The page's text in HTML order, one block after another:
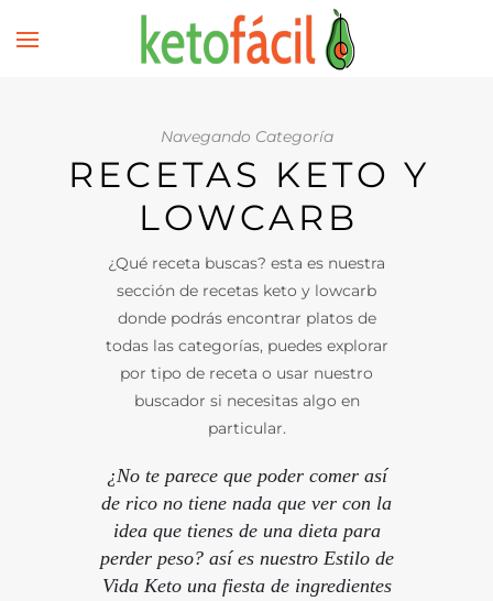
Navegando Categoría
RECETAS KETO Y
LOWCARB
¿Qué receta buscas? esta es nuestra
sección de recetas keto y lowcarb
donde podrás encontrar platos de
todas las categorías, puedes explorar
por tipo de receta o usar nuestro
buscador si necesitas algo en
particular.
¿No te parece que poder comer así
de rico no tiene nada que ver con la
idea que tienes de una dieta para
perder peso? así es nuestro Estilo de
Vida Keto una fiesta de ingredientes